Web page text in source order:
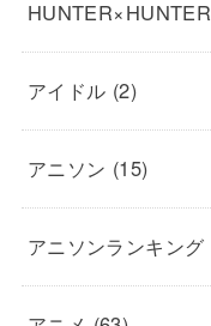
HUNTER×HUNTER
アイドル (2)
アニソン (15)
アニソンランキング